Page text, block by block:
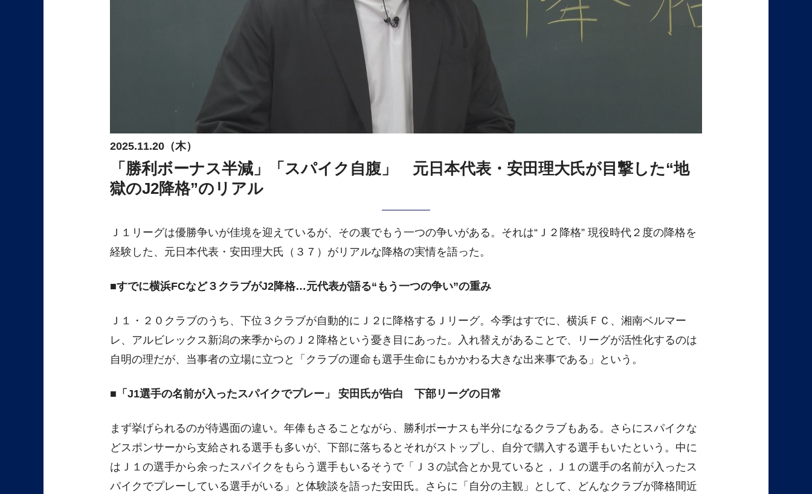
2025.11.20（木）
「勝利ボーナス半減」「スパイク自腹」 元日本代表・安田理大氏が目撃した“地
獄のJ2降格”のリアル
Ｊ１リーグは優勝争いが佳境を迎えているが、その裏でもう一つの争いがある。それは“Ｊ２降格” 現役時代２度の降格を
経験した、元日本代表・安田理大氏（３７）がリアルな降格の実情を語った。
すでに横浜FCなど３クラブがJ2降格…元代表が語る“もう一つの争い”の重み
Ｊ１・２０クラブのうち、下位３クラブが自動的にＪ２に降格するＪリーグ。今季はすでに、横浜ＦＣ、湘南ベルマー
レ、アルビレックス新潟の来季からのＪ２降格という憂き目にあった。入れ替えがあることで、リーグが活性化するのは
自明の理だが、当事者の立場に立つと「クラブの運命も選手生命にもかかわる大きな出来事である」という。
「J1選手の名前が入ったスパイクでプレー」 安田氏が告白 下部リーグの日常
まず挙げられるのが待遇面の違い。年俸もさることながら、勝利ボーナスも半分になるクラブもある。さらにスパイクな
どスポンサーから支給される選手も多いが、下部に落ちるとそれがストップし、自分で購入する選手もいたという。中に
はＪ１の選手から余ったスパイクをもらう選手もいるそうで「Ｊ３の試合とか見ていると，Ｊ１の選手の名前が入ったス
パイクでプレーしている選手がいる」と体験談を語った安田氏。さらに「自分の主観」として、どんなクラブが降格間近